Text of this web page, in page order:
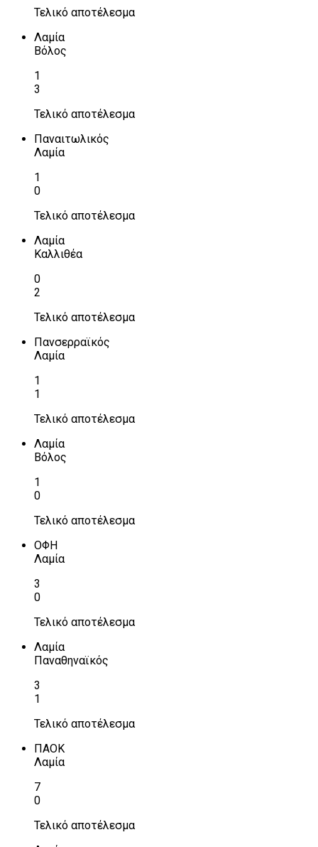
Τελικό αποτέλεσμα
Λαμία
Βόλος
1
3
Τελικό αποτέλεσμα
Παναιτωλικός
Λαμία
1
0
Τελικό αποτέλεσμα
Λαμία
Καλλιθέα
0
2
Τελικό αποτέλεσμα
Πανσερραϊκός
Λαμία
1
1
Τελικό αποτέλεσμα
Λαμία
Βόλος
1
0
Τελικό αποτέλεσμα
ΟΦΗ
Λαμία
3
0
Τελικό αποτέλεσμα
Λαμία
Παναθηναϊκός
3
1
Τελικό αποτέλεσμα
ΠΑΟΚ
Λαμία
7
0
Τελικό αποτέλεσμα